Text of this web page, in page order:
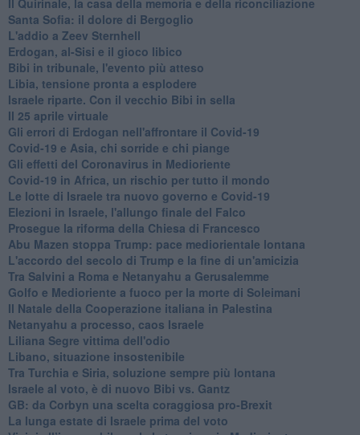
Santa Sofia: il dolore di Bergoglio
L'addio a ​Zeev Sternhell
Erdogan, al-Sisi e il gioco libico
Bibi in tribunale, l'evento più atteso
Libia, tensione pronta a esplodere
Israele riparte. Con il vecchio Bibi in sella
Il 25 aprile virtuale
Gli errori di Erdogan nell'affrontare il Covid-19
Covid-19 e Asia, chi sorride e chi piange
Gli effetti del Coronavirus in Medioriente
Covid-19 in Africa, un rischio per tutto il mondo
Le lotte di Israele tra nuovo governo e Covid-19
Elezioni in Israele, l'allungo finale del Falco
Prosegue la riforma della Chiesa di Francesco
Abu Mazen stoppa Trump: pace mediorientale lontana
L'accordo del secolo di Trump e la fine di un'amicizia
Tra Salvini a Roma e Netanyahu a Gerusalemme
Golfo e Medioriente a fuoco per la morte di Soleimani
Il Natale della Cooperazione italiana in Palestina
Netanyahu a processo, caos Israele
Liliana Segre vittima dell'odio
Libano, situazione insostenibile
Tra Turchia e Siria, soluzione sempre più lontana
Israele al voto, è di nuovo Bibi vs. Gantz
GB: da Corbyn una scelta coraggiosa pro-Brexit
La lunga estate di Israele prima del voto